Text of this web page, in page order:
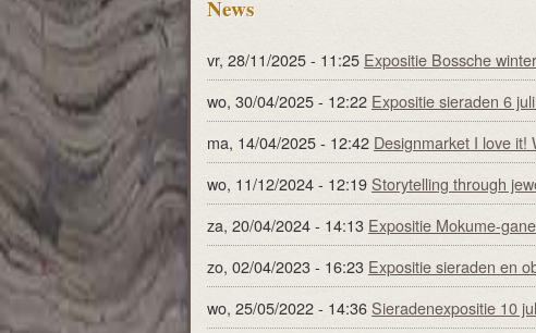
News
vr, 28/11/2025 - 11:25 Expositie Bossche
wo, 30/04/2025 - 12:22 Expositie sieraden 6
ma, 14/04/2025 - 12:42 Designmarket I love it!
wo, 11/12/2024 - 12:19Storytelling through
za, 20/04/2024 - 14:13 Expositie Mokume-
zo, 02/04/2023 - 16:23 Expositie sieraden en
wo, 25/05/2022 - 14:36Sieradenexpositie 10